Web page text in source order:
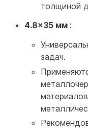
толщиной
4.8x35 мм :
задач.